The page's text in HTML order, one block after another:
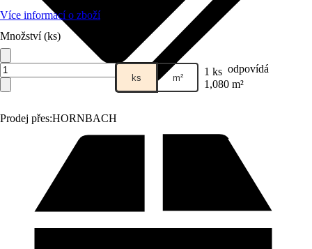
Prodej přes:HORNBACH
Více informací o zboží
Množství (ks)
ks m² 1 ks odpovídá
1,080 m²